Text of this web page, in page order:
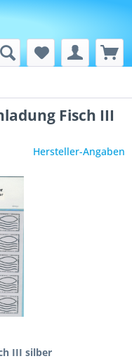
Fisch III
Hersteller-Angaben
III silber